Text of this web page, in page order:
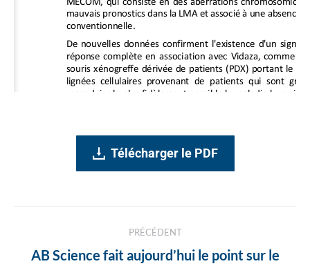
Télécharger le PDF
des
PRÉCÉDENT
AB Science fait aujourd’hui le point sur le